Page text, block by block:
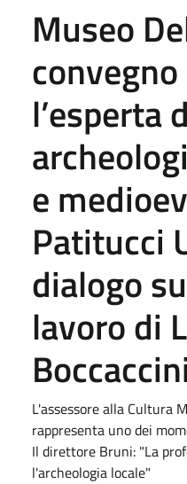
Museo
l’esperta
e
Patitucci
dialogo
lavoro di
Boccaccini
L'assessore alla Cultura
rappresenta uno dei
Il direttore Bruni: "La
l'archeologia locale"